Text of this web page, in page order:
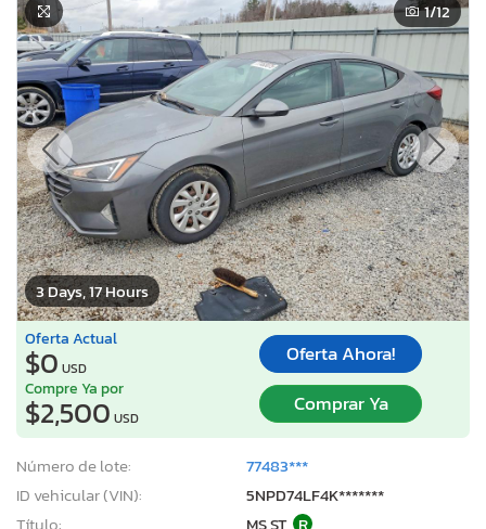
3 Days, 17 Hours
1/12
Oferta Actual
$0 USD
Oferta Ahora!
Compre Ya por
$2,500 USD
Comprar Ya
Número de lote:
77483***
ID vehicular (VIN):
5NPD74LF4K*******
Título:
MS ST R